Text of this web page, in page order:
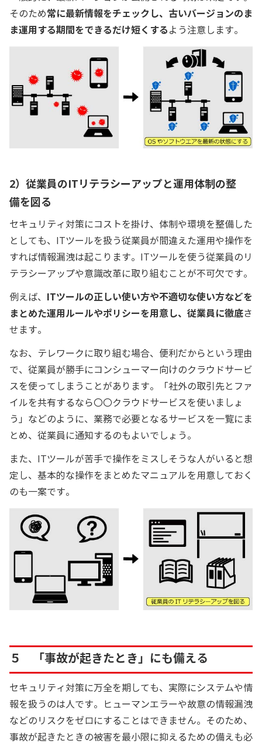
そのため常に最新情報をチェックし、古いバージョンのま
ま運用する期間をできるだけ短くする よう注意します。
2）従業員のITリテラシーアップと運用体制の整
備を図る
セキュリティ対策にコストを掛け、体制や環境を整備した
としても、ITツールを扱う従業員が間違えた運用や操作を
すれば情報漏洩は起こります。ITツールを使う従業員のリ
テラシーアップや意識改革に取り組むことが不可欠です。
例えば、 ITツールの正しい使い方や不適切な使い方などを
まとめた運用ルールやポリシーを用意し、従業員に徹底さ
せます。
なお、テレワークに取り組む場合、便利だからという理由
で、従業員が勝手にコンシューマー向けのクラウドサービ
スを使ってしまうことがあります。「社外の取引先とファ
イルを共有するなら〇〇クラウドサービスを使いましょ
う」などのように、業務で必要となるサービスを一覧にま
とめ、従業員に通知するのもよいでしょう。
また、ITツールが苦手で操作をミスしそうな人がいると想
定し、基本的な操作をまとめたマニュアルを用意しておく
のも一案です。
５ 「事故が起きたとき」にも備える
セキュリティ対策に万全を期しても、実際にシステムや情
報を扱うのは人です。ヒューマンエラーや故意の情報漏洩
などのリスクをゼロにすることはできません。そのため、
事故が起きたときの被害を最小限に抑えるための備えも必